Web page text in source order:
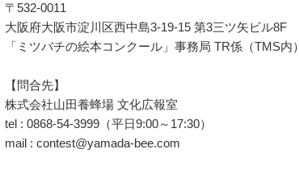
〒532-0011
大阪府大阪市淀川区西中島3-19-15 第3三ツ矢ビル8F
「ミツバチの絵本コンクール」事務局 TR係（TMS内）
【問合先】
株式会社山田養蜂場 文化広報室
tel : 0868-54-3999（平日9:00～17:30）
mail : contest@yamada-bee.com